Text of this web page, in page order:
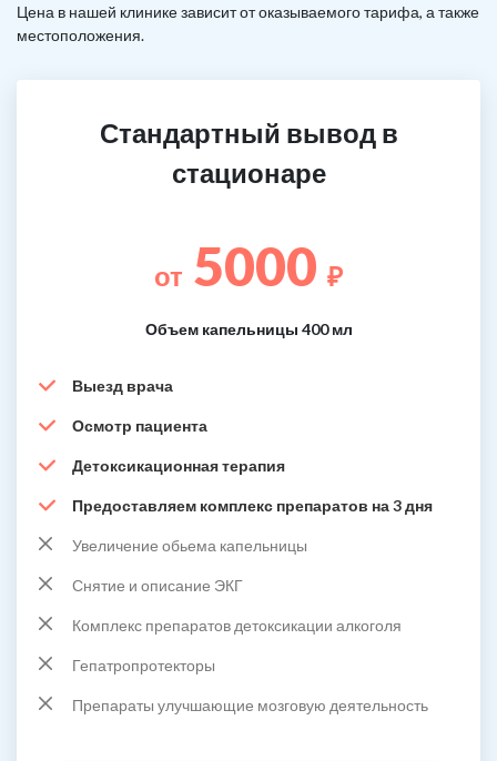
Цена в нашей клинике зависит от оказываемого тарифа, а также
местоположения.
Стандартный вывод в
стационаре
от 5000 ₽
Объем капельницы 400 мл
Выезд врача
Осмотр пациента
Детоксикационная терапия
Предоставляем комплекс препаратов на 3 дня
Увеличение обьема капельницы
Снятие и описание ЭКГ
Комплекс препаратов детоксикации алкоголя
Гепатропротекторы
Препараты улучшающие мозговую деятельность